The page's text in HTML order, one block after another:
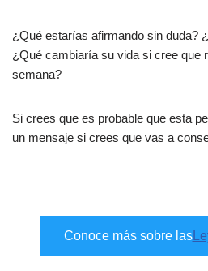
¿Qué estarías afirmando sin duda?
¿Qué cambiaría su vida si cree que
semana?
Si crees que es probable que esta
un mensaje si crees que vas a
Conoce más sobre las